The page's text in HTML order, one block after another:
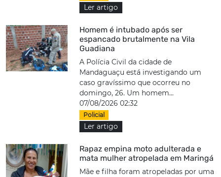
Ler artigo
Homem é intubado após ser
espancado brutalmente na Vila
Guadiana
A Polícia Civil da cidade de
Mandaguaçu está investigando um
caso gravíssimo que ocorreu no
domingo, 26. Um homem...
07/08/2026 02:32
Policial
Ler artigo
Rapaz empina moto adulterada e
mata mulher atropelada em Maringá
Mãe e filha foram atropeladas por uma